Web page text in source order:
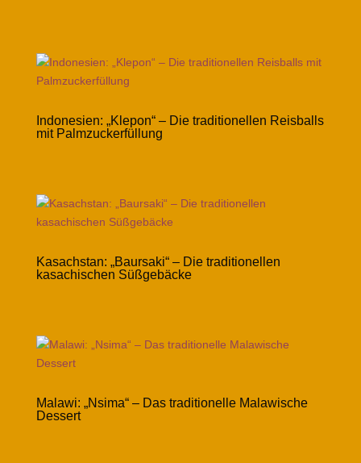
Indonesien: „Klepon“ – Die traditionellen Reisballs
mit Palmzuckerfüllung
Kasachstan: „Baursaki“ – Die traditionellen
kasachischen Süßgebäcke
Malawi: „Nsima“ – Das traditionelle Malawische
Dessert